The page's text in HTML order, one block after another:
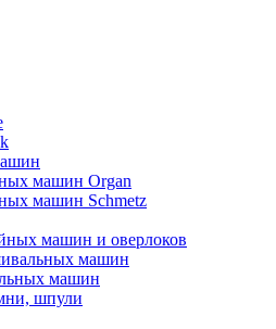
машин Organ
машин Schmetz
машин и оверлоков
машин
машин
шпули